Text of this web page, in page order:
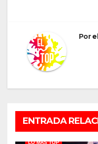
Por
ENTRADA
LO MÁS TOP